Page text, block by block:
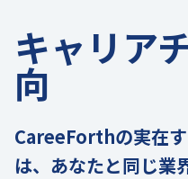
キャリア
向
CareeForthの実在
は、あなたと同じ業